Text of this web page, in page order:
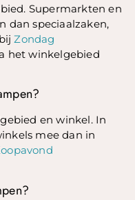
Supermarkten en
dan speciaalzaken,
Zondag
het winkelgebied
en winkel. In
mee dan in